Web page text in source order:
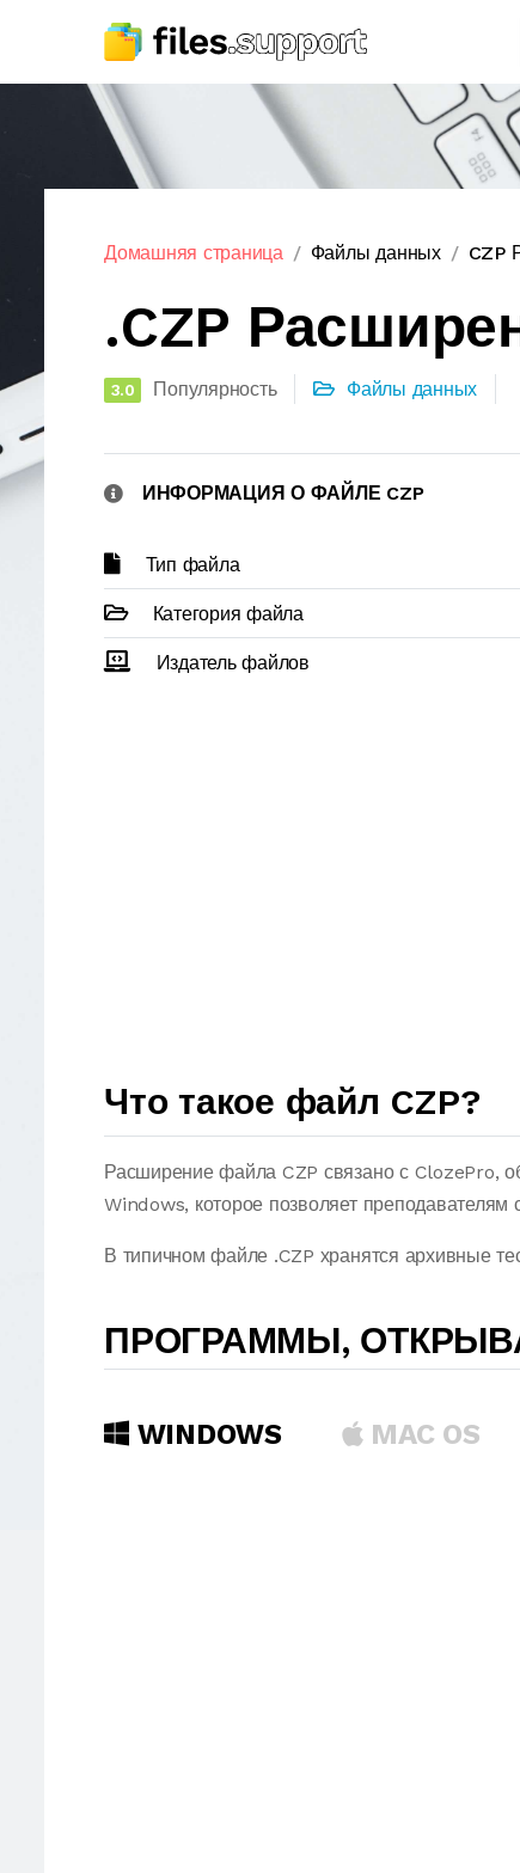
Домашняя страница Файлы данных CZP
.CZP
3.0 Популярность Файлы данных
ИНФОРМАЦИЯ О ФАЙЛЕ CZP
Тип файла
Категория файла
Издатель файлов
Что такое файл CZP?
Расширение файла CZP связано с ClozePro,
Windows, которое позволяет преподавателям
В типичном файле .CZP хранятся архивные
ПРОГРАММЫ,
WINDOWS MAC OS